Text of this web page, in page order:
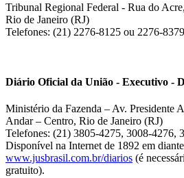
Tribunal Regional Federal - Rua do
Rio de Janeiro (RJ)
Telefones: (21) 2276-8125 ou 2276-8379
Diário Oficial da União - Executivo -
Ministério da Fazenda – Av. Presidente
Andar – Centro, Rio de Janeiro (RJ)
Telefones: (21) 3805-4275, 3008-4276,
Disponível na Internet de 1892 em
www.jusbrasil.com.br/diarios (é
gratuito).